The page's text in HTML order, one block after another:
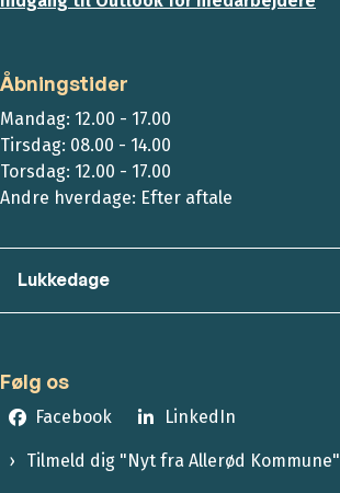
Åbningstider
Mandag: 12.00 - 17.00
Tirsdag: 08.00 - 14.00
Torsdag: 12.00 - 17.00
Andre hverdage: Efter aftale
Lukkedage
Følg os
Facebook LinkedIn
Tilmeld dig "Nyt fra Allerød Kommune"